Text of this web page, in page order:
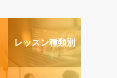
レッスン種類別